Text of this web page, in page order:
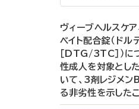
ヴィーブヘルスケ
ベイト配合錠（ド
［DTG/3TC］）
性成人を対象とし
いて、3剤レジメ
る非劣性を示した